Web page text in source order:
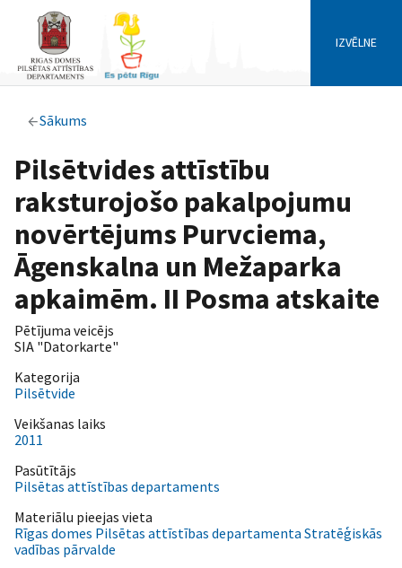
IZVĒLNE
Sākums
Pilsētvides attīstību
raksturojošo pakalpojumu
novērtējums Purvciema,
Āgenskalna un Mežaparka
apkaimēm. II Posma atskaite
Pētījuma veicējs
SIA "Datorkarte"
Kategorija
Pilsētvide
Veikšanas laiks
2011
Pasūtītājs
Pilsētas attīstības departaments
Materiālu pieejas vieta
Rīgas domes Pilsētas attīstības departamenta Stratēģiskās
vadības pārvalde